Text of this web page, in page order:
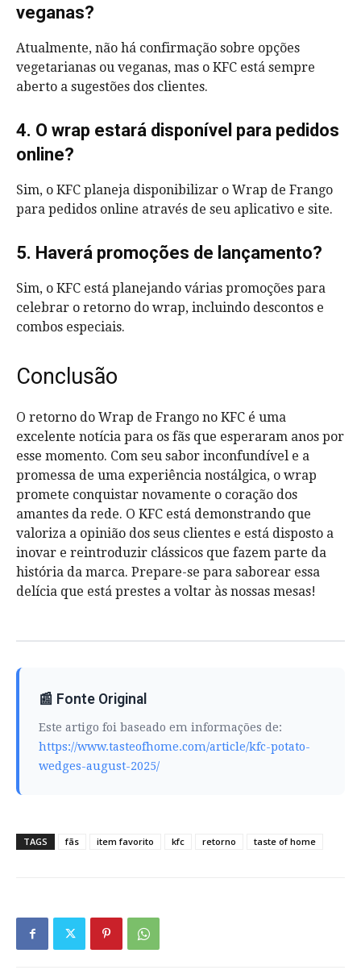
veganas?
Atualmente, não há confirmação sobre opções
vegetarianas ou veganas, mas o KFC está sempre
aberto a sugestões dos clientes.
4. O wrap estará disponível para pedidos
online?
Sim, o KFC planeja disponibilizar o Wrap de Frango
para pedidos online através de seu aplicativo e site.
5. Haverá promoções de lançamento?
Sim, o KFC está planejando várias promoções para
celebrar o retorno do wrap, incluindo descontos e
combos especiais.
Conclusão
O retorno do Wrap de Frango no KFC é uma
excelente notícia para os fãs que esperaram anos por
esse momento. Com seu sabor inconfundível e a
promessa de uma experiência nostálgica, o wrap
promete conquistar novamente o coração dos
amantes da rede. O KFC está demonstrando que
valoriza a opinião dos seus clientes e está disposto a
inovar e reintroduzir clássicos que fazem parte da
história da marca. Prepare-se para saborear essa
delícia que está prestes a voltar às nossas mesas!
📰 Fonte Original
Este artigo foi baseado em informações de:
https://www.tasteofhome.com/article/kfc-potato-
wedges-august-2025/
TAGS fãs item favorito kfc retorno taste of home